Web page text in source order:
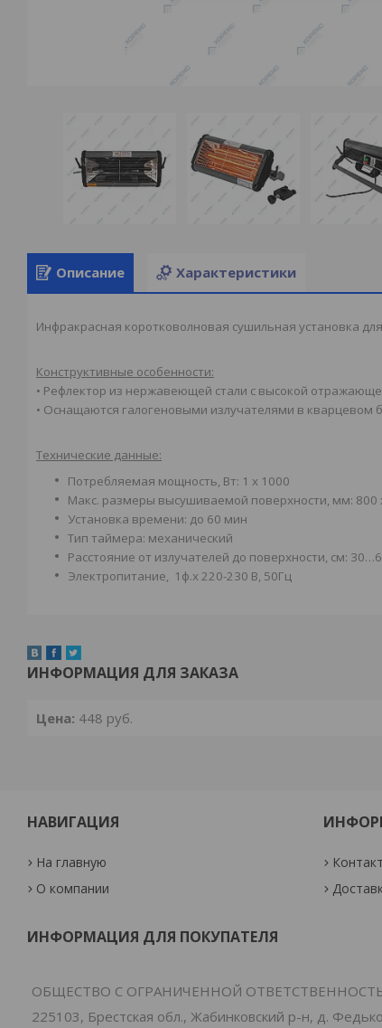
Описание Характеристики
Инфракрасная коротковолновая сушильная установка
Конструктивные особенности:
• Рефлектор из нержавеющей стали с высокой
• Оснащаются галогеновыми излучателями в
Технические данные:
Потребляемая мощность, Вт: 1 х 1000
Макс. размеры высушиваемой поверхности, мм: 800
Установка времени: до 60 мин
Тип таймера: механический
Расстояние от излучателей до поверхности, см:
Электропитание, 1ф.х 220-230 В, 50Гц
ИНФОРМАЦИЯ ДЛЯ ЗАКАЗА
Цена: 448 руб.
НАВИГАЦИЯ
На главную
О компании
ИНФОРМАЦИЯ ДЛЯ ПОКУПАТЕЛЯ
ОБЩЕСТВО С ОГРАНИЧЕННОЙ
225103, Брестская обл., Жабинковский р-н, д.